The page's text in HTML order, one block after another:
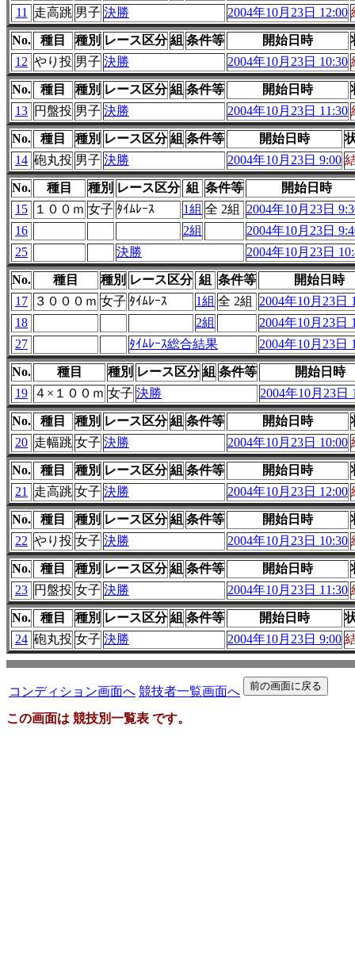
11
走高跳 男子 決勝 2004年10月23日 12:00
No. 種目 種別 レース区分 組 条件等 開始日時
12 やり投 男子 決勝 2004年10月23日 10:30
No. 種目 種別 レース区分 組 条件等 開始日時
13 円盤投 男子 決勝 2004年10月23日 11:30
No. 種目 種別 レース区分 組 条件等 開始日時
14 砲丸投 男子 決勝 2004年10月23日 9:00
No. 種目 種別 レース区分 組 条件等
開始日時
15
１００ｍ 女子 ﾀｲﾑﾚｰｽ 1組 全 2組
2004年10月23日
16
2組
2004年10月23日
25
決勝 2004年10月23日
No. 種目 種別 レース区分 組 条件等
開始日時
17
３０００ｍ 女子 ﾀｲﾑﾚｰｽ 1組 全 2組
2004年10月23日
18
2組
2004年10月23日
27
ﾀｲﾑﾚｰｽ総合結果 2004年10月23日
No. 種目 種別 レース区分 組 条件等
開始日時
19
４×１００ｍ 女子 決勝 2004年10月23日
No. 種目 種別 レース区分 組 条件等 開始日時
20 走幅跳 女子 決勝 2004年10月23日 10:00
No. 種目 種別 レース区分 組 条件等 開始日時
21
走高跳 女子 決勝 2004年10月23日 12:00
No. 種目 種別 レース区分 組 条件等 開始日時
22 やり投 女子 決勝 2004年10月23日 10:30
No. 種目 種別 レース区分 組 条件等 開始日時
23 円盤投 女子 決勝 2004年10月23日 11:30
No. 種目 種別 レース区分 組 条件等 開始日時
24 砲丸投 女子 決勝 2004年10月23日 9:00
コンディション画面へ 競技者一覧画面へ
この画面は 競技別一覧表 です。